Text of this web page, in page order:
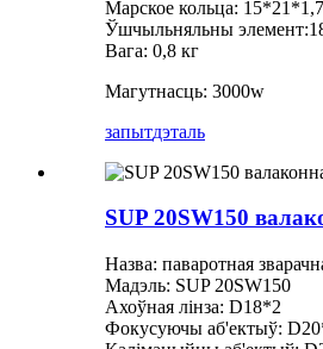
Марское кольца: 15*21*1,7
Ўшчыльняльны
Вага: 0,8 кг
Магутнасць: 3000w
запытдэталь
SUP 20SW150
Назва: паваротная
Мадэль: SUP 20SW150
Ахоўная лінза: D18*2
Фокусуючы аб'ектыў: